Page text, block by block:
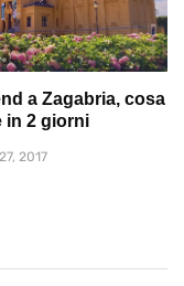
a Zagabria, cosa
in 2 giorni
2017